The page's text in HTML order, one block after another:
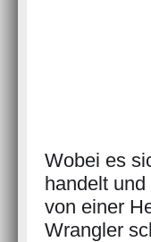
Wobei es
handelt
von einer
Wrangler